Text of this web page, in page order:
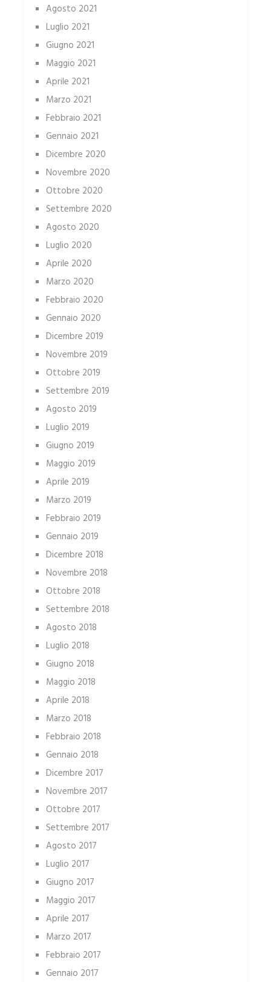
Agosto 2021
Luglio 2021
Giugno 2021
Maggio 2021
Aprile 2021
Marzo 2021
Febbraio 2021
Gennaio 2021
Dicembre 2020
Novembre 2020
Ottobre 2020
Settembre 2020
Agosto 2020
Luglio 2020
Aprile 2020
Marzo 2020
Febbraio 2020
Gennaio 2020
Dicembre 2019
Novembre 2019
Ottobre 2019
Settembre 2019
Agosto 2019
Luglio 2019
Giugno 2019
Maggio 2019
Aprile 2019
Marzo 2019
Febbraio 2019
Gennaio 2019
Dicembre 2018
Novembre 2018
Ottobre 2018
Settembre 2018
Agosto 2018
Luglio 2018
Giugno 2018
Maggio 2018
Aprile 2018
Marzo 2018
Febbraio 2018
Gennaio 2018
Dicembre 2017
Novembre 2017
Ottobre 2017
Settembre 2017
Agosto 2017
Luglio 2017
Giugno 2017
Maggio 2017
Aprile 2017
Marzo 2017
Febbraio 2017
Gennaio 2017